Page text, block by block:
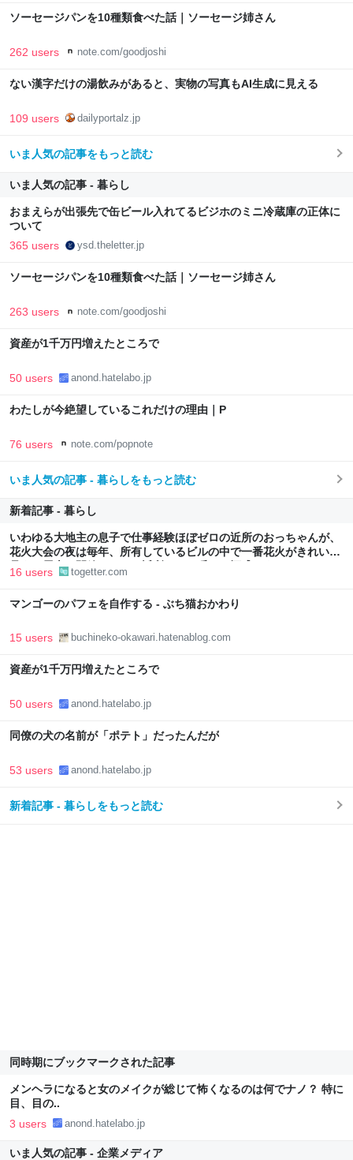
ソーセージパンを10種類食べた話｜ソーセージ姉さん
262 users note.com/goodjoshi
ない漢字だけの湯飲みがあると、実物の写真もAI生成に見える
109 users dailyportalz.jp
いま人気の記事をもっと読む
いま人気の記事 - 暮らし
おまえらが出張先で缶ビール入れてるビジホのミニ冷蔵庫の正体に
ついて
365 users ysd.theletter.jp
ソーセージパンを10種類食べた話｜ソーセージ姉さん
263 users note.com/goodjoshi
資産が1千万円増えたところで
50 users anond.hatelabo.jp
わたしが今絶望しているこれだけの理由｜P
76 users note.com/popnote
いま人気の記事 - 暮らしをもっと読む
新着記事 - 暮らし
いわゆる大地主の息子で仕事経験ほぼゼロの近所のおっちゃんが、
花火大会の夜は毎年、所有しているビルの中で一番花火がきれいに
見える屋上を開放して、ご近所さんを呼んで酒盛りする
16 users togetter.com
マンゴーのパフェを自作する - ぶち猫おかわり
15 users buchineko-okawari.hatenablog.com
資産が1千万円増えたところで
50 users anond.hatelabo.jp
同僚の犬の名前が「ポテト」だったんだが
53 users anond.hatelabo.jp
新着記事 - 暮らしをもっと読む
同時期にブックマークされた記事
メンヘラになると女のメイクが総じて怖くなるのは何でナノ？ 特に
目、目の..
3 users anond.hatelabo.jp
いま人気の記事 - 企業メディア